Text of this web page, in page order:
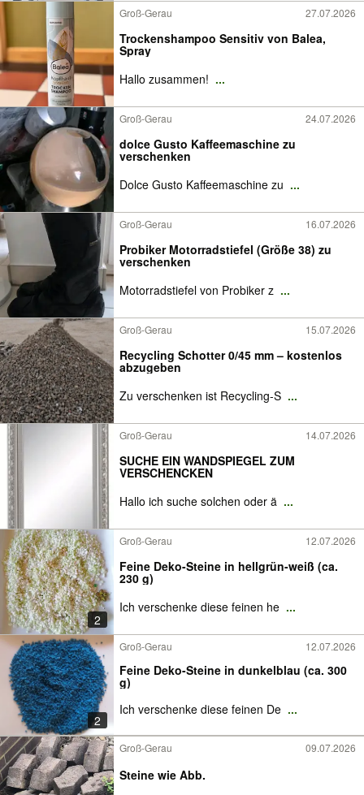
Groß-Gerau 27.07.2026
Trockenshampoo Sensitiv von Balea,
Spray
Hallo zusammen! ...
Groß-Gerau 24.07.2026
dolce Gusto Kaffeemaschine zu
verschenken
Dolce Gusto Kaffeemaschine zu ...
Groß-Gerau 16.07.2026
Probiker Motorradstiefel (Größe 38) zu
verschenken
Motorradstiefel von Probiker z ...
Groß-Gerau 15.07.2026
Recycling Schotter 0/45 mm – kostenlos
abzugeben
Zu verschenken ist Recycling-S ...
Groß-Gerau 14.07.2026
SUCHE EIN WANDSPIEGEL ZUM
VERSCHENCKEN
Hallo ich suche solchen oder ä ...
2
Groß-Gerau 12.07.2026
Feine Deko-Steine in hellgrün-weiß (ca.
230 g)
Ich verschenke diese feinen he ...
2
Groß-Gerau 12.07.2026
Feine Deko-Steine in dunkelblau (ca. 300
g)
Ich verschenke diese feinen De ...
Groß-Gerau 09.07.2026
Steine wie Abb.